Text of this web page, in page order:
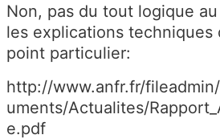
Non, pas du tout logique
les explications techniques
point particulier:
http://www.anfr.fr/
uments/Actualites/
e.pdf